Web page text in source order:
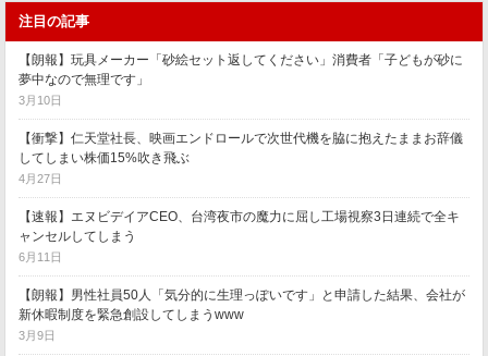
注目の記事
【朗報】玩具メーカー「砂絵セット返してください」消費者「子どもが砂に
夢中なので無理です」
3月10日
【衝撃】仁天堂社長、映画エンドロールで次世代機を脇に抱えたままお辞儀
してしまい株価15%吹き飛ぶ
4月27日
【速報】エヌビデイアCEO、台湾夜市の魔力に屈し工場視察3日連続で全キ
ャンセルしてしまう
6月11日
【朗報】男性社員50人「気分的に生理っぽいです」と申請した結果、会社が
新休暇制度を緊急創設してしまうwww
3月9日